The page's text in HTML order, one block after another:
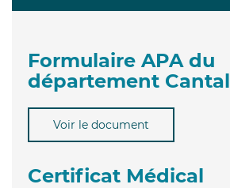
Formulaire APA du
département Cantal
Voir le document
Certificat Médical